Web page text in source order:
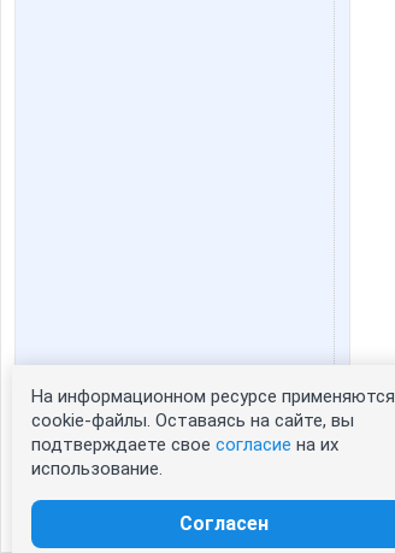
Статистика портрета:
сейчас просматривают портрет - 0
зарегистрированные пользователи
На информационном ресурсе применяются
cookie-файлы. Оставаясь на сайте, вы
подтверждаете свое согласие на их
использование.
Согласен